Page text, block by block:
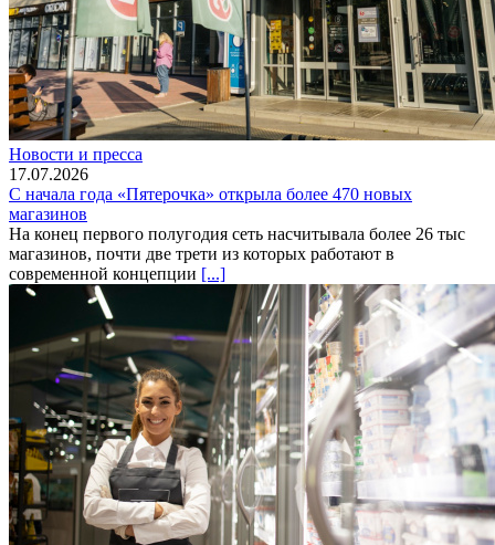
Новости и пресса
17.07.2026
С начала года «Пятерочка» открыла более 470 новых
магазинов
На конец первого полугодия сеть насчитывала более 26 тыс
магазинов, почти две трети из которых работают в
современной концепции [...]